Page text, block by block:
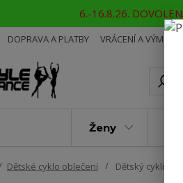
6.-16.8.26.
DOPRAVA A PLATBY VRÁCENÍ A VÝMĚNA
Ženy
Dětské cyklo oblečení Dětský